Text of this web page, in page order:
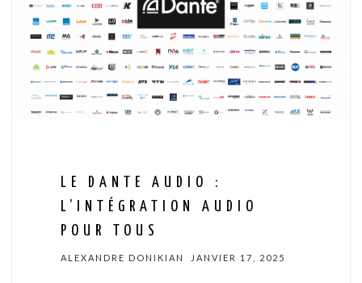
LE DANTE AUDIO :
L’INTÉGRATION AUDIO
POUR TOUS
ALEXANDRE DONIKIAN JANVIER 17, 2025